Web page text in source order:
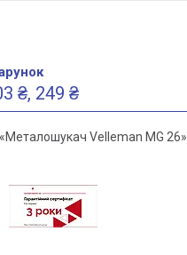
₴, 249 ₴
Velleman MG 26»